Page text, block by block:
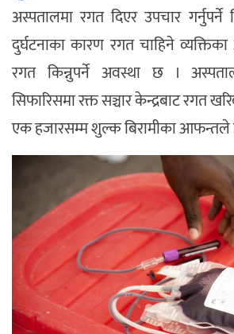
अस्पतालमा रगत दिएर उपचार
दुर्घटनाका कारण रगत चाहिने
रगत किन्नुपर्ने अवस्था छ ।
सिफारिसमा रक्त सञ्चार केन्द्रबाट रगत
एक हजारसम्म शुल्क बिरामीका आफन्तले